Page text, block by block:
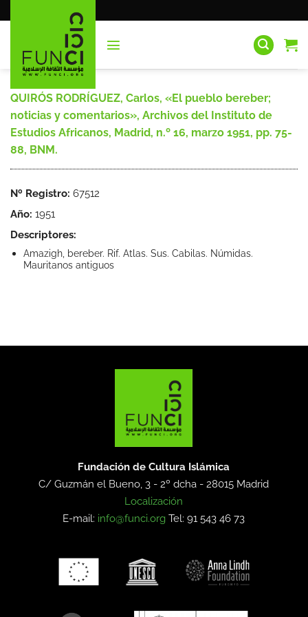
al
QUIRÓS RODRÍGUEZ, Carlos, «El pueblo bereber;
noticias y comentarios», Archivos del Instituto de
Estudios Africanos, Madrid, n.º 16, marzo 1951, pp. 75-
88, BNM.
Nº Registro: 67512
Año: 1951
Descriptores:
Amazigh, bereber. Rif. Atlas. Sus. Cabilas. Númidas.
Mauritanos antiguos
Fundación de Cultura Islámica
C/ Guzmán el Bueno, 3 - 2º dcha -28015 Madrid
Localización
E-mail: info@funci.org Tel: 91 543 46 73